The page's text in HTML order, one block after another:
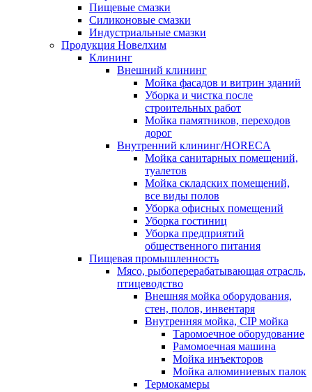
Пищевые смазки
Силиконовые смазки
Индустриальные смазки
Продукция Новелхим
Клининг
Внешний клининг
Мойка фасадов и витрин зданий
Уборка и чистка после
строительных работ
Мойка памятников, переходов
дорог
Внутренний клининг/HORECA
Мойка санитарных помещений,
туалетов
Мойка складских помещений,
все виды полов
Уборка офисных помещений
Уборка гостиниц
Уборка предприятий
общественного питания
Пищевая промышленность
Мясо, рыбоперерабатывающая отрасль,
птицеводство
Внешняя мойка оборудования,
стен, полов, инвентаря
Внутренняя мойка, CIP мойка
Таромоечное оборудование
Рамомоечная машина
Мойка инъекторов
Мойка алюминиевых палок
Термокамеры